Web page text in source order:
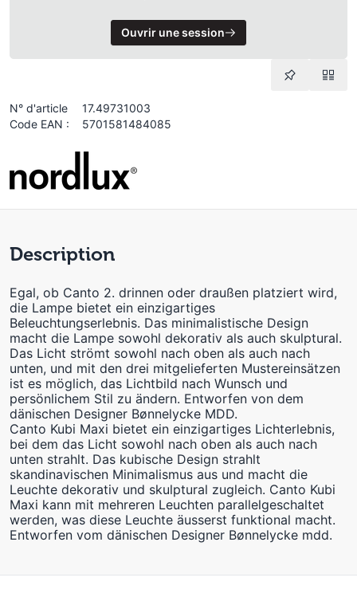
Ouvrir une session
N° d'article
17.49731003
Code EAN :
5701581484085
Description
Egal, ob Canto 2. drinnen oder draußen platziert wird,
die Lampe bietet ein einzigartiges
Beleuchtungserlebnis. Das minimalistische Design
macht die Lampe sowohl dekorativ als auch skulptural.
Das Licht strömt sowohl nach oben als auch nach
unten, und mit den drei mitgelieferten Mustereinsätzen
ist es möglich, das Lichtbild nach Wunsch und
persönlichem Stil zu ändern. Entworfen von dem
dänischen Designer Bønnelycke MDD.
Canto Kubi Maxi bietet ein einzigartiges Lichterlebnis,
bei dem das Licht sowohl nach oben als auch nach
unten strahlt. Das kubische Design strahlt
skandinavischen Minimalismus aus und macht die
Leuchte dekorativ und skulptural zugleich. Canto Kubi
Maxi kann mit mehreren Leuchten parallelgeschaltet
werden, was diese Leuchte äusserst funktional macht.
Entworfen vom dänischen Designer Bønnelycke mdd.